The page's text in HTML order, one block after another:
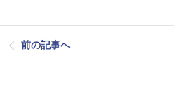
前の記事へ